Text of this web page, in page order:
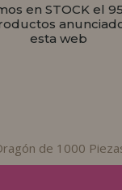
en STOCK el
esta web
de 1000